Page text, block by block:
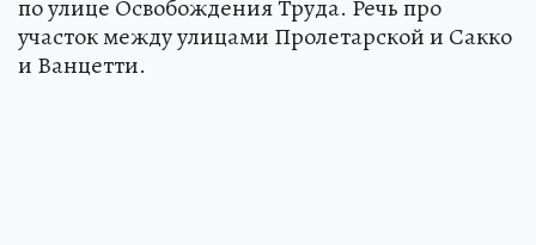
по улице Освобождения Труда. Речь про
участок между улицами Пролетарской и Сакко
и Ванцетти.